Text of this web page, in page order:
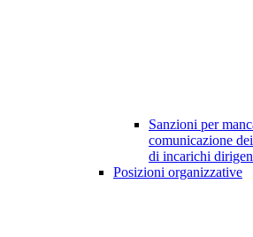
Sanzioni per
comunicazione
di incarichi
Posizioni organizzative